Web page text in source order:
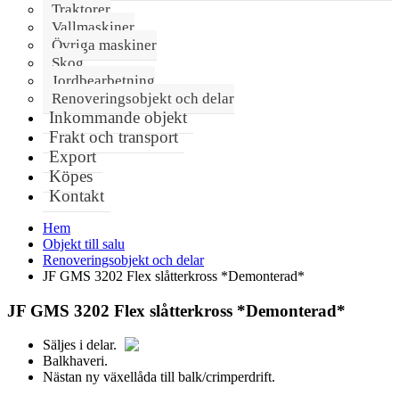
Traktorer
Vallmaskiner
Övriga maskiner
Skog
Jordbearbetning
Renoveringsobjekt och delar
Inkommande objekt
Frakt och transport
Export
Köpes
Kontakt
Hem
Objekt till salu
Renoveringsobjekt och delar
JF GMS 3202 Flex slåtterkross *Demonterad*
JF GMS 3202 Flex slåtterkross *Demonterad*
Säljes i delar.
Balkhaveri.
Nästan ny växellåda till balk/crimperdrift.